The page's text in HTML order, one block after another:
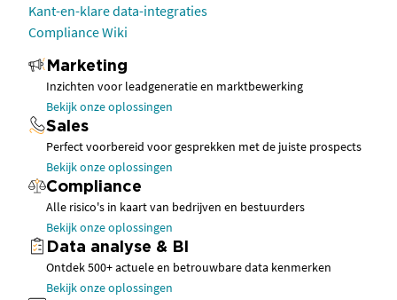
Kant-en-klare data-integraties
Compliance Wiki
Marketing
Inzichten voor leadgeneratie en marktbewerking
Bekijk onze oplossingen
Sales
Perfect voorbereid voor gesprekken met de juiste prospects
Bekijk onze oplossingen
Compliance
Alle risico's in kaart van bedrijven en bestuurders
Bekijk onze oplossingen
Data analyse & BI
Ontdek 500+ actuele en betrouwbare data kenmerken
Bekijk onze oplossingen